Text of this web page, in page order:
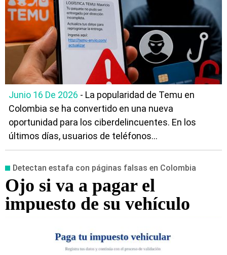
Junio 16 De 2026 - La popularidad de Temu en
Colombia se ha convertido en una nueva
oportunidad para los ciberdelincuentes. En los
últimos días, usuarios de teléfonos...
Detectan estafa con páginas falsas en Colombia
Ojo si va a pagar el
impuesto de su vehículo